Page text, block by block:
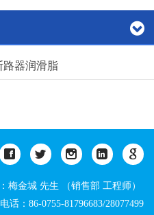
路器润滑脂
梅金城 先生 （销售部 工程师）
电话：86-0755-81796683/28077499